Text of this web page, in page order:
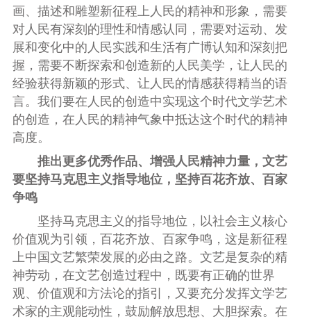
画、描述和雕塑新征程上人民的精神和形象，需要
对人民有深刻的理性和情感认同，需要对运动、发
展和变化中的人民实践和生活有广博认知和深刻把
握，需要不断探索和创造新的人民美学，让人民的
经验获得新颖的形式、让人民的情感获得精当的语
言。我们要在人民的创造中实现这个时代文学艺术
的创造，在人民的精神气象中抵达这个时代的精神
高度。
推出更多优秀作品、增强人民精神力量，文艺
要坚持马克思主义指导地位，坚持百花齐放、百家
争鸣
坚持马克思主义的指导地位，以社会主义核心
价值观为引领，百花齐放、百家争鸣，这是新征程
上中国文艺繁荣发展的必由之路。文艺是复杂的精
神劳动，在文艺创造过程中，既要有正确的世界
观、价值观和方法论的指引，又要充分发挥文学艺
术家的主观能动性，鼓励解放思想、大胆探索。在